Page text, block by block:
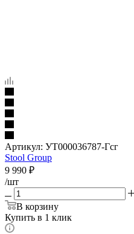
Артикул: УТ000036787-Гсг
Stool Group
9 990 ₽
/шт
В корзину
Купить в 1 клик